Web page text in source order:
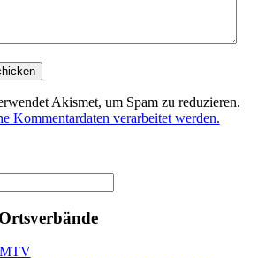
Akismet, um Spam zu reduzieren.
Kommentardaten verarbeitet werden.